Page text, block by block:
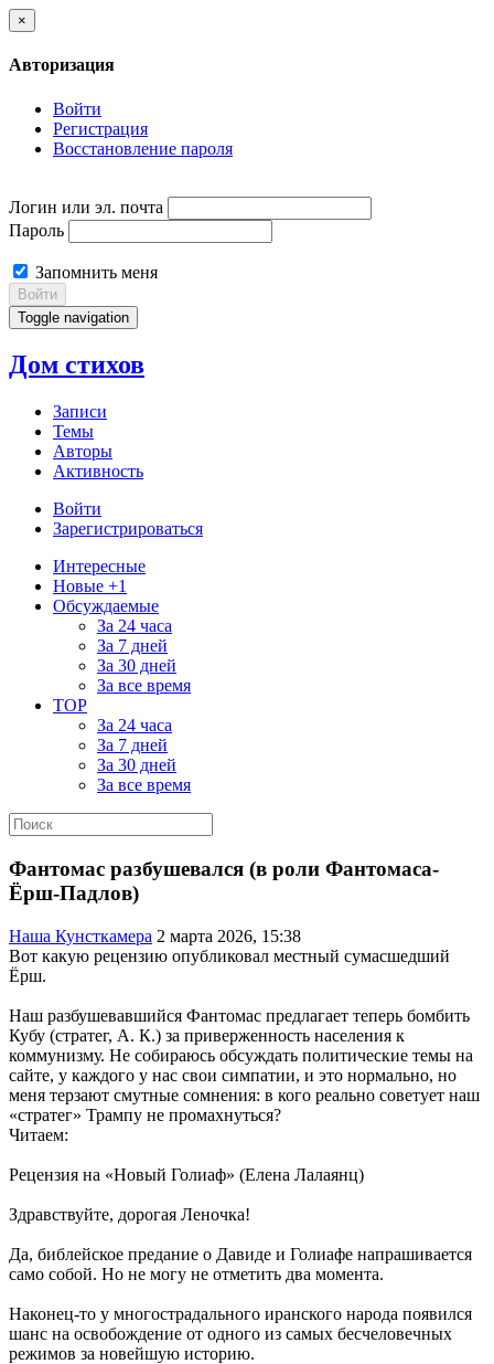
×
Авторизация
Войти
Регистрация
Восстановление пароля
Логин или эл. почта
Пароль
Запомнить меня
Войти
Toggle navigation
Дом стихов
Записи
Темы
Авторы
Активность
Войти
Зарегистрироваться
Интересные
Новые +1
Обсуждаемые
За 24 часа
За 7 дней
За 30 дней
За все время
TOP
За 24 часа
За 7 дней
За 30 дней
За все время
Фантомас разбушевался (в роли Фантомаса-
Ёрш-Падлов)
Наша Кунсткамера 2 марта 2026, 15:38
Вот какую рецензию опубликовал местный сумасшедший
Ёрш.
Наш разбушевавшийся Фантомас предлагает теперь бомбить
Кубу (стратег, А. К.) за приверженность населения к
коммунизму. Не собираюсь обсуждать политические темы на
сайте, у каждого у нас свои симпатии, и это нормально, но
меня терзают смутные сомнения: в кого реально советует наш
«стратег» Трампу не промахнуться?
Читаем:
Рецензия на «Новый Голиаф» (Елена Лалаянц)
Здравствуйте, дорогая Леночка!
Да, библейское предание о Давиде и Голиафе напрашивается
само собой. Но не могу не отметить два момента.
Наконец-то у многострадального иранского народа появился
шанс на освобождение от одного из самых бесчеловечных
режимов за новейшую историю.